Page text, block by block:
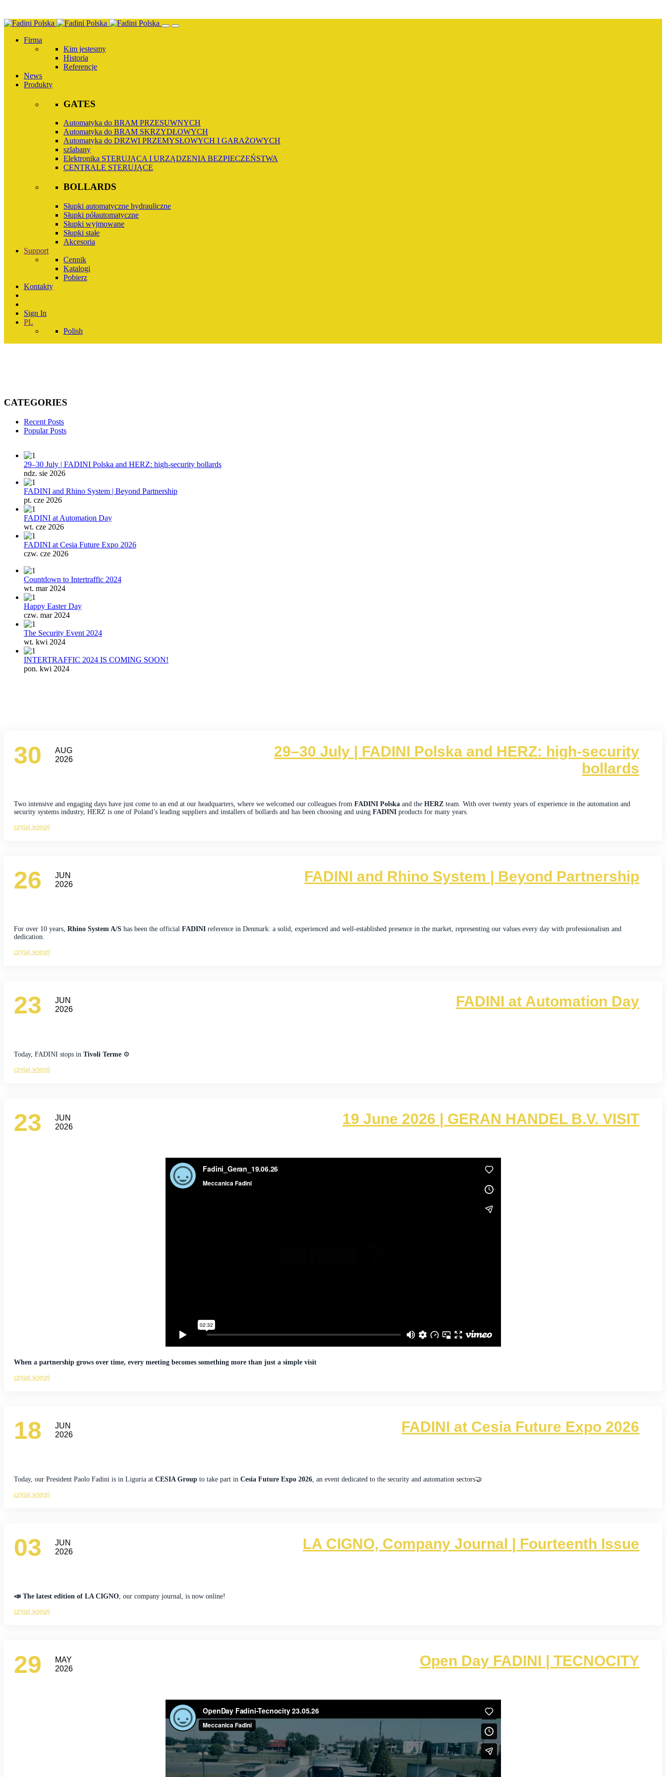
Przejdź
treści
Firma
Kim jestesmy
Historia
Referencje
News
Produkty
GATES
Automatyka do BRAM PRZESUWNYCH
Automatyka do BRAM SKRZYDŁOWYCH
Automatyka do DRZWI PRZEMYSŁOWYCH I GARAŻOWYCH
szlabany
Elektronika STERUJĄCA I URZĄDZENIA BEZPIECZEŃSTWA
CENTRALE STERUJĄCE
BOLLARDS
Słupki automatyczne hydrauliczne
Słupki półautomatyczne
Słupki wyjmowane
Słupki stałe
Akcesoria
Support
Cennik
Katalogi
Pobierz
Kontakty
Sign In
PL
Polish
CATEGORIES
Recent Posts
Popular Posts
29–30 July | FADINI Polska and HERZ: high-security bollards
ndz. sie 2026
FADINI and Rhino System | Beyond Partnership
pt. cze 2026
FADINI at Automation Day
wt. cze 2026
FADINI at Cesia Future Expo 2026
czw. cze 2026
Countdown to Intertraffic 2024
wt. mar 2024
Happy Easter Day
czw. mar 2024
The Security Event 2024
wt. kwi 2024
INTERTRAFFIC 2024 IS COMING SOON!
pon. kwi 2024
AUG
2026
30
29–30 July | FADINI Polska and HERZ: high-security
bollards
Two intensive and engaging days have just come to an end at our headquarters, where we welcomed our colleagues from FADINI Polska and the HERZ team. With over twenty years of experience in the automation and
security systems industry, HERZ is one of Poland’s leading suppliers and installers of bollards and has been choosing and using FADINI products for many years.
czytaj więcej
JUN
2026
26 FADINI and Rhino System | Beyond Partnership
For over 10 years, Rhino System A/S has been the official FADINI reference in Denmark: a solid, experienced and well-established presence in the market, representing our values every day with professionalism and
dedication.
czytaj więcej
JUN
2026
23 FADINI at Automation Day
Today, FADINI stops in Tivoli Terme ⚙️
czytaj więcej
JUN
2026
23 19 June 2026 | GERAN HANDEL B.V. VISIT
When a partnership grows over time, every meeting becomes something more than just a simple visit
czytaj więcej
JUN
2026
18 FADINI at Cesia Future Expo 2026
Today, our President Paolo Fadini is in Liguria at CESIA Group to take part in Cesia Future Expo 2026 , an event dedicated to the security and automation sectors🤝
czytaj więcej
JUN
2026
03 LA CIGNO, Company Journal | Fourteenth Issue
📣 The latest edition of LA CIGNO , our company journal, is now online!
czytaj więcej
MAY
2026
29 Open Day FADINI | TECNOCITY